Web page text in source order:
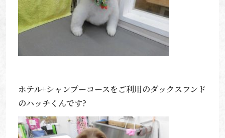
ホテル+シャンプーコースをご利用のダックスフンド
のハッチくんです?